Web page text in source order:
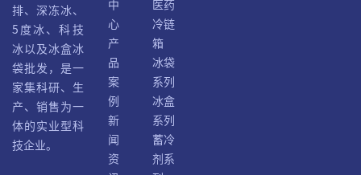
排、深冻冰、
5度冰、科技
冰以及冰盒冰
袋批发，是一
家集科研、生
产、销售为一
体的实业型科
技企业。
中
心
产
品
案
例
新
闻
资
医药
冷链
箱
冰袋
系列
冰盒
系列
蓄冷
剂系